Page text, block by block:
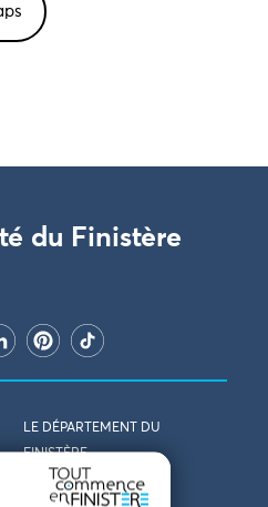
du Finistère
LE DÉPARTEMENT DU
FINISTÈRE
VENIR EN FINISTÈRE